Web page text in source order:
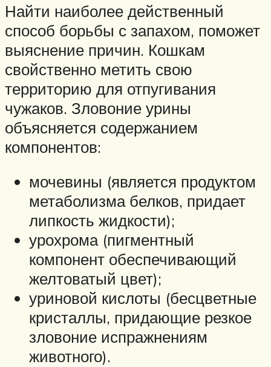
Найти наиболее действенный
способ борьбы с запахом, поможет
выяснение причин. Кошкам
свойственно метить свою
территорию для отпугивания
чужаков. Зловоние урины
объясняется содержанием
компонентов:
мочевины (является продуктом
метаболизма белков, придает
липкость жидкости);
урохрома (пигментный
компонент обеспечивающий
желтоватый цвет);
уриновой кислоты (бесцветные
кристаллы, придающие резкое
зловоние испражнениям
животного).